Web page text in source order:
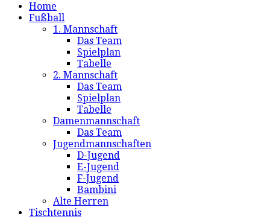
Home
Fußball
1. Mannschaft
Das Team
Spielplan
Tabelle
2. Mannschaft
Das Team
Spielplan
Tabelle
Damenmannschaft
Das Team
Jugendmannschaften
D-Jugend
E-Jugend
F-Jugend
Bambini
Alte Herren
Tischtennis